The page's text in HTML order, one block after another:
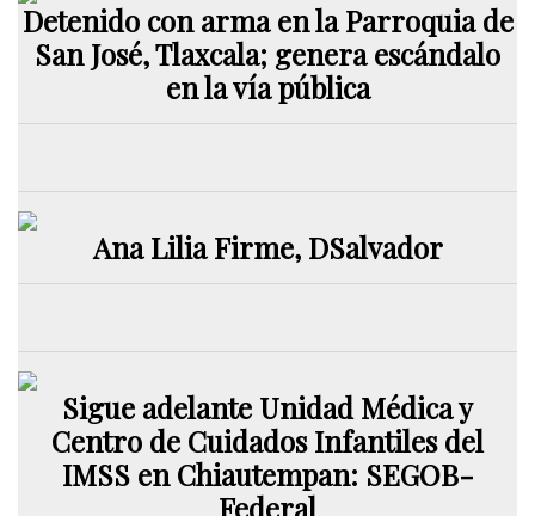
Detenido con arma en la Parroquia de
San José, Tlaxcala; genera escándalo
en la vía pública
Ana Lilia Firme, DSalvador
Sigue adelante Unidad Médica y
Centro de Cuidados Infantiles del
IMSS en Chiautempan: SEGOB-
Federal